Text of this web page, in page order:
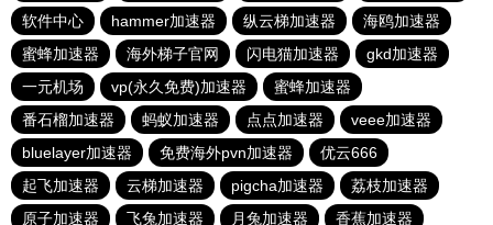
软件中心
hammer加速器 纵云梯加速器
海鸥加速器
蜜蜂加速器
海外梯子官网 闪电猫加速器
gkd加速器
一元机场
vp(永久免费)加速器
蜜蜂加速器
番石榴加速器
蚂蚁加速器 点点加速器
veee加速器
bluelayer加速器
免费海外pvn加速器
优云666
起飞加速器
云梯加速器 pigcha加速器
荔枝加速器
原子加速器
飞兔加速器 月兔加速器 香蕉加速器